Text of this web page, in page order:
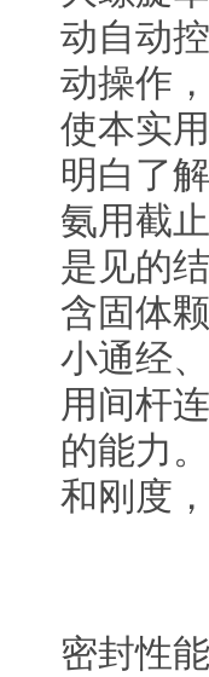
动自动
动操作
使本实
明白了
氨用截
是见的
含固体
小通经
用间杆
的能力
和刚度
密封性能